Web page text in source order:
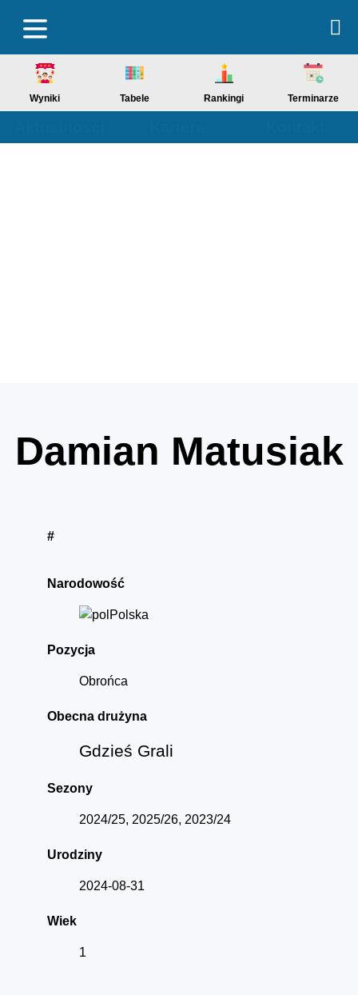
Wyniki Tabele Rankingi Terminarze
Damian Matusiak
#
Narodowość
Polska
Pozycja
Obrońca
Obecna drużyna
Gdzieś Grali
Sezony
2024/25, 2025/26, 2023/24
Urodziny
2024-08-31
Wiek
1